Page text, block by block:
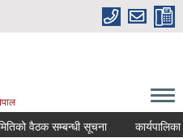
वैठक सम्बन्धी सूचना कार्यपालिका